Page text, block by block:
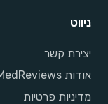
ניווט
יצירת קשר
אודות MedReviews
מדיניות פרטיות